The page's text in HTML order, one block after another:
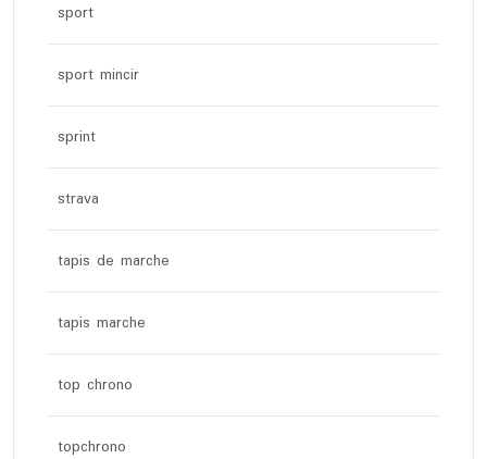
sport
sport mincir
sprint
strava
tapis de marche
tapis marche
top chrono
topchrono